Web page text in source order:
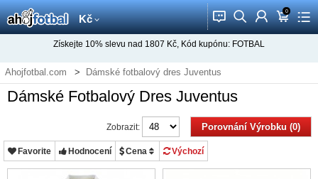
Kč 󰂱 󰂨 󰃳 0
󰃦 󰃖
Získejte 10% slevu nad 1807 Kč, Kód kupónu: FOTBAL
Ahojfotbal.com Dámské fotbalový dres Juventus
Dámské Fotbalový Dres Juventus
Porovnání Výrobku (0)
Zobrazit:
Favorite Hodnocení Cena Výchozí